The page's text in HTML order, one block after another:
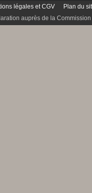
légales et CGV
Plan du
auprès de la